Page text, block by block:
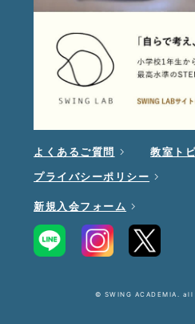
よくあるご質問
教室ト
プライバシーポリシー
新規入会フォーム
© SWING ACADEMIA.